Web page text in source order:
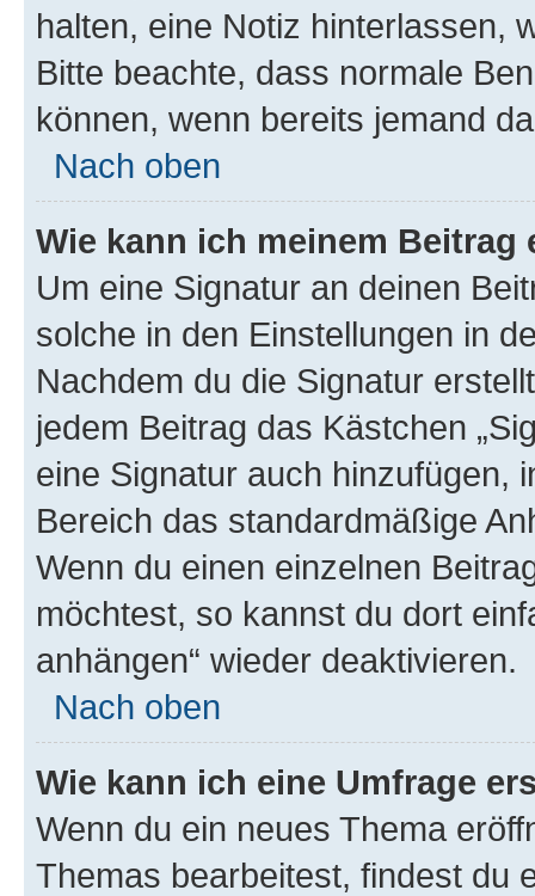
halten, eine Notiz hinterlassen,
Bitte beachte, dass normale
können, wenn bereits jemand
Nach oben
Wie kann ich meinem
Um eine Signatur an deinen
solche in den Einstellungen in
Nachdem du die Signatur
jedem Beitrag das Kästchen
eine Signatur auch hinzufügen,
Bereich das standardmäßige
Wenn du einen einzelnen
möchtest, so kannst du dort
anhängen“ wieder deaktivieren.
Nach oben
Wie kann ich eine Umfrage
Wenn du ein neues Thema
Themas bearbeitest, findest du